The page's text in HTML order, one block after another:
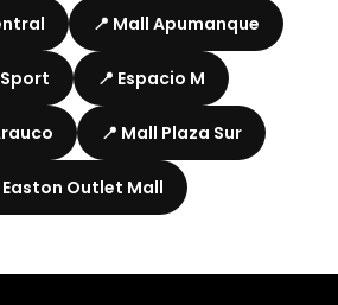
📍 Mall Apumanque
📍 Espacio M
📍 Mall Plaza Sur
Easton Outlet Mall